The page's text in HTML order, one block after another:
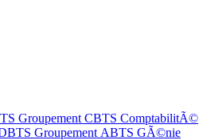
Groupement CBTS ComptabilitÃ©
BTS Groupement ABTS GÃ©nie